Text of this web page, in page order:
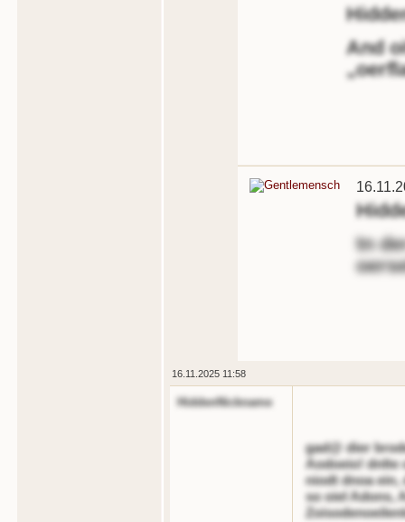
And
tn
16.11.2025 11:58
HiddenNickname
gad@ dier
Aodoeio! dnlte
niodt dnoa ein,
so oiel Adons,